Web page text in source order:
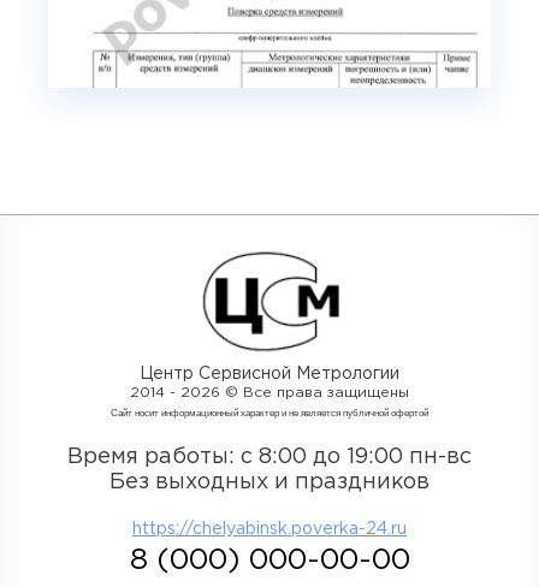
Центр Сервисной Метрологии
2014 - 2026 © Все права защищены
Cайт носит информационный характер и не является публичной офертой
Время работы: с 8:00 до 19:00 пн-вс
Без выходных и праздников
https://chelyabinsk.poverka-24.ru
8 (000) 000-00-00